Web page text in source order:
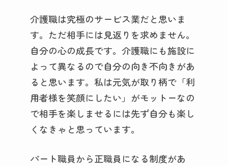
介護職は究極のサービス業だと思いま
す。ただ相手には見返りを求めません。
自分の心の成長です。介護職にも施設に
よって異なるので自分の向き不向きがあ
ると思います。私は元気が取り柄で「利
用者様を笑顔にしたい」がモットーなの
で相手を楽しませるには先ず自分も楽し
くなきゃと思っています。
パート職員から正職員になる制度があ